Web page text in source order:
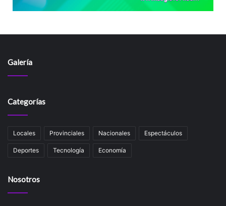
Galería
Categorías
Locales Provinciales Nacionales Espectáculos
Deportes Tecnología Economía
Nosotros